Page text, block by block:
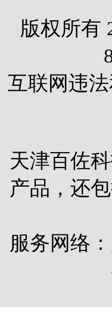
版权所有
互联网违
天津百佐
产品，还
服务网络